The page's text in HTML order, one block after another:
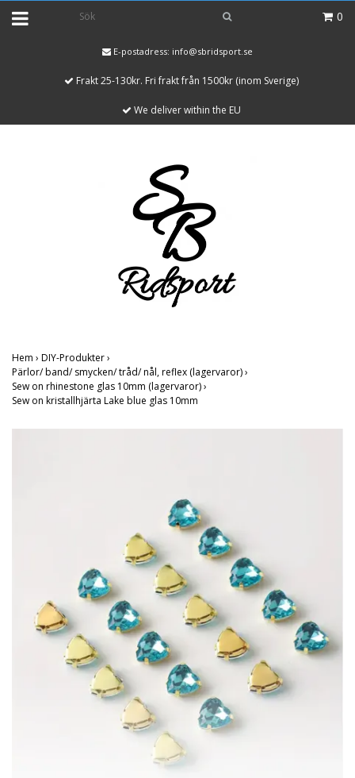
0
E-postadress: info@sbridsport.se
Frakt 25-130kr. Fri frakt från 1500kr (inom Sverige)
We deliver within the EU
Hem › DIY-Produkter›
Pärlor/ band/ smycken/ tråd/ nål, reflex (lagervaror)›
Sew on rhinestone glas 10mm (lagervaror)›
Sew on kristallhjärta Lake blue glas 10mm